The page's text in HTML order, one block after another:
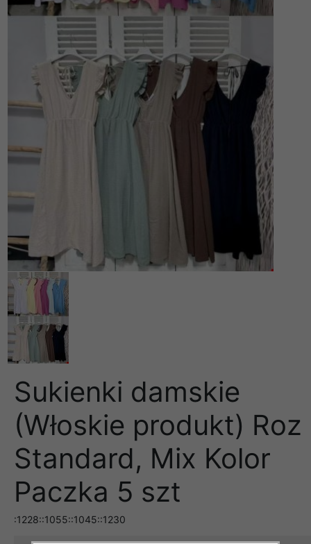
Sukienki damskie
(Włoskie produkt) Roz
Standard, Mix Kolor
Paczka 5 szt
:1228::1055::1045::1230